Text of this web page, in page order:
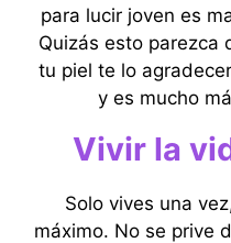
para lucir joven es
Quizás esto parezca
tu piel te lo
y es mucho
Vivir la
Solo vives una
máximo. No se prive